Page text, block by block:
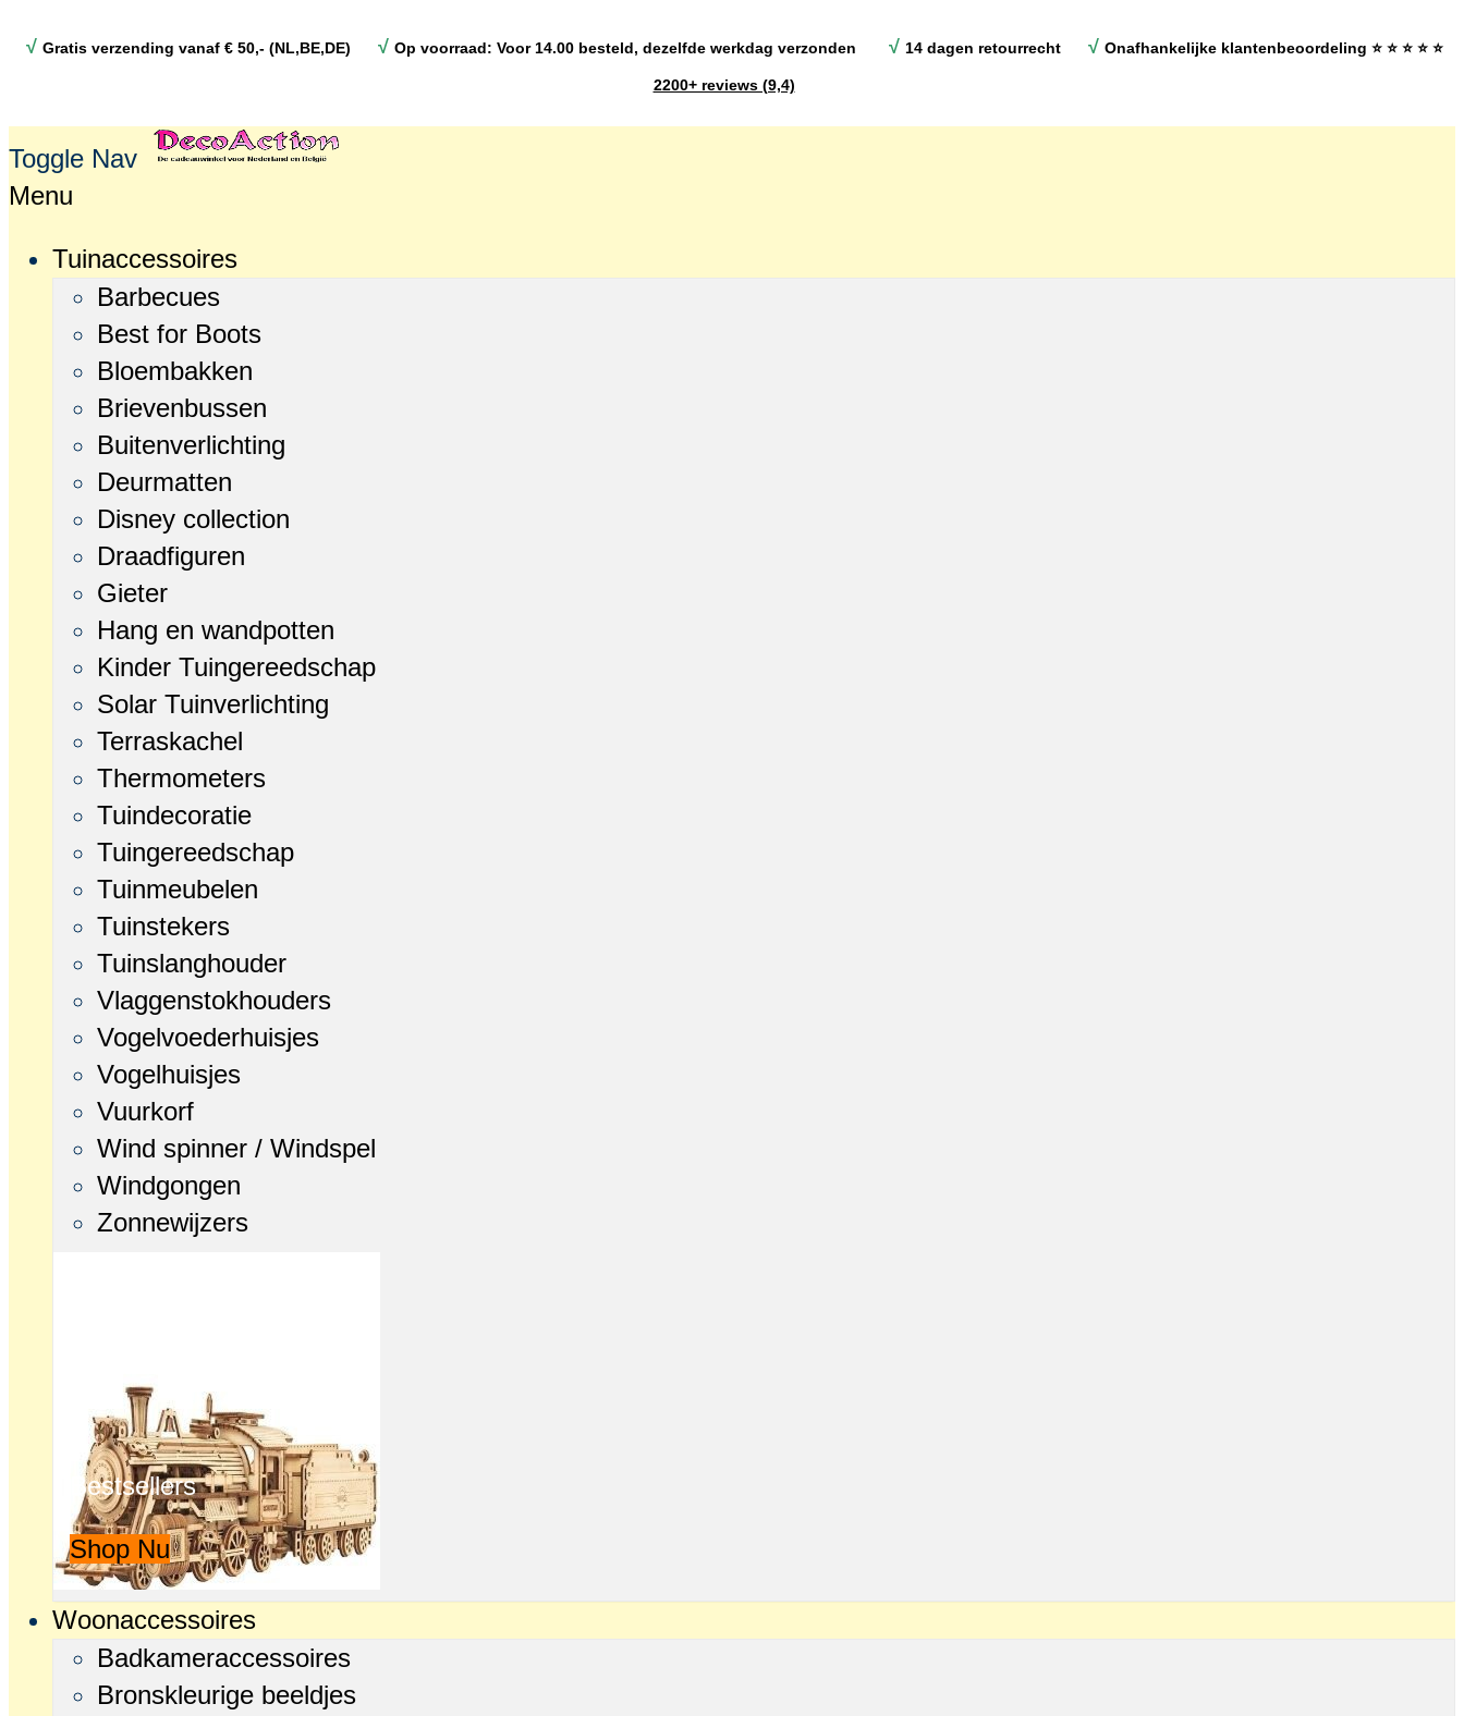
√ Gratis verzending vanaf € 50,- (NL,BE,DE) √ Op voorraad: Voor 14.00 besteld, dezelfde werkdag verzonden √ 14 dagen retourrecht √ Onafhankelijke klantenbeoordeling ⭐ ⭐ ⭐ ⭐ ⭐
2200+ reviews (9,4)
Toggle Nav
Menu
Tuinaccessoires
Barbecues
Best for Boots
Bloembakken
Brievenbussen
Buitenverlichting
Deurmatten
Disney collection
Draadfiguren
Gieter
Hang en wandpotten
Kinder Tuingereedschap
Solar Tuinverlichting
Terraskachel
Thermometers
Tuindecoratie
Tuingereedschap
Tuinmeubelen
Tuinstekers
Tuinslanghouder
Vlaggenstokhouders
Vogelvoederhuisjes
Vogelhuisjes
Vuurkorf
Wind spinner / Windspel
Windgongen
Zonnewijzers
Bestsellers
Shop Nu
Woonaccessoires
Badkameraccessoires
Bronskleurige beeldjes